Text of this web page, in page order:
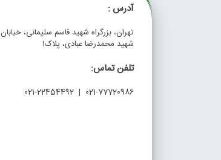
آدرس :
تهران، بزرگراه شهید قاسم سلیمانی، خیابان
شهید محمدرضا عبادی، پلاک1
تلفن تماس:
021-77720986 | 021-22454492